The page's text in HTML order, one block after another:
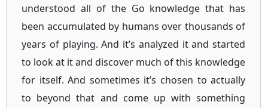
understood all of the Go knowledge that has
been accumulated by humans over thousands of
years of playing. And it’s analyzed it and started
to look at it and discover much of this knowledge
for itself. And sometimes it’s chosen to actually
to beyond that and come up with something